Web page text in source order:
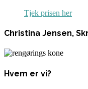
Tjek prisen her
Christina Jensen,
Hvem er vi?